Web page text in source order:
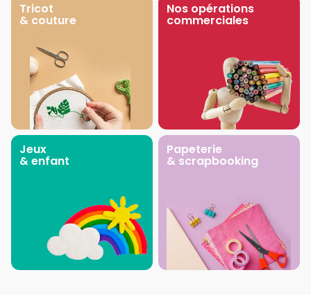
Tricot
& couture
Nos opérations
commerciales
Jeux
& enfant
Papeterie
& scrapbooking